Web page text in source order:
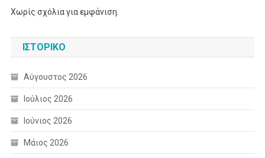
Χωρίς σχόλια για εμφάνιση.
ΙΣΤΟΡΙΚΌ
Αύγουστος 2026
Ιούλιος 2026
Ιούνιος 2026
Μάιος 2026